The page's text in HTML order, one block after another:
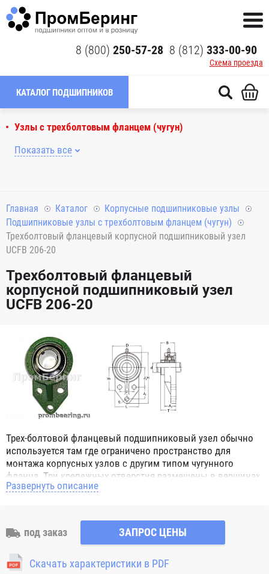
8 (800) 250-57-28 8 (812) 333-00-90
Схема проезда
КАТАЛОГ ПОДШИПНИКОВ
Узлы с трехболтовым фланцем (чугун)
Показать все
Главная Каталог
Корпусные подшипниковые узлы
Подшипниковые узлы с трехболтовым фланцем (чугун)
Трехболтовый фланцевый корпусной подшипниковый узел
UCFB 206-20
Трехболтовый фланцевый
корпусной подшипниковый узел
UCFB 206-20
Трех-болтовой фланцевый подшипниковый узел обычно
используется там где ограничено пространство для
монтажа корпусных узлов с другим типом чугунного
фланца. Три крепежных отверстия размещены в вершинах
равнобедренного треугольника. Узел имеет ребро
Развернуть описание
под заказ ЗАПРОС ЦЕНЫ
Скачать характеристики в PDF